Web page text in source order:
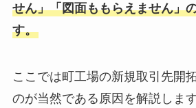
せん」「図面ももらえません」
す。
ここでは町工場の新規取引先開
のが当然である原因を解説します